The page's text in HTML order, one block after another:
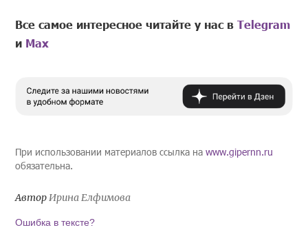
Все самое интересное читайте у нас вTelegram
и Mах
При использовании материалов ссылка наwww.gipernn.ru
обязательна.
АвторИрина Елфимова
Ошибка в тексте?